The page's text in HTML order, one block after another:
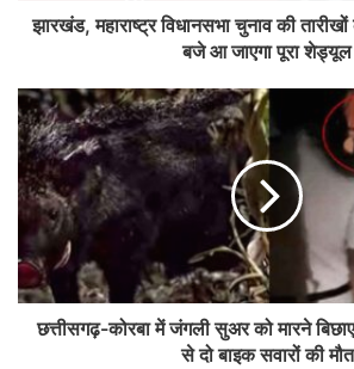
झारखंड, महाराष्ट्र विधानसभा चुनाव की
बजे आ जाएगा पूरा शेड्यूल
छत्तीसगढ़-कोरबा में जंगली सुअर को मारने
से दो बाइक सवारों की मौत